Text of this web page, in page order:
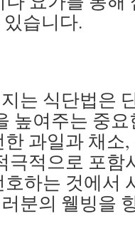
습니다.
는 식단법은
높여주는 중
과일과 채소
극적으로 포함
하는 것에서
분의 웰빙을